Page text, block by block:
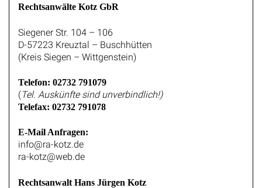
Rechtsanwälte Kotz GbR
Siegener Str. 104 – 106
D-57223 Kreuztal – Buschhütten
(Kreis Siegen – Wittgenstein)
Telefon: 02732 791079
(Tel. Auskünfte sind unverbindlich!)
Telefax: 02732 791078
E-Mail Anfragen:
info@ra-kotz.de
ra-kotz@web.de
Rechtsanwalt Hans Jürgen Kotz